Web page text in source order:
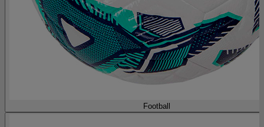
Football